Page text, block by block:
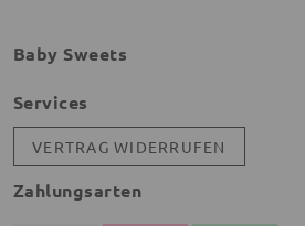
Baby Sweets
Services
VERTRAG WIDERRUFEN
Zahlungsarten